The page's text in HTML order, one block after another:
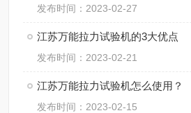
发布时间：2023-02-27
江苏万能拉力试验机的3大优点
发布时间：2023-02-21
江苏万能拉力试验机怎么使用？
发布时间：2023-02-15